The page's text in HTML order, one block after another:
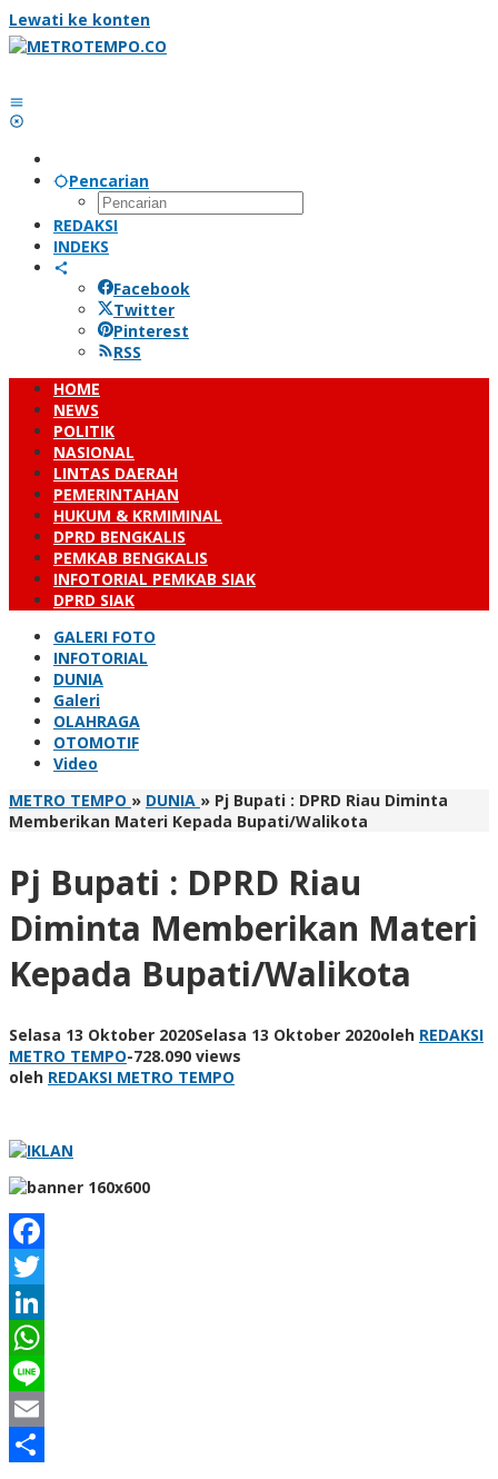
Lewati ke konten
Pencarian
REDAKSI
INDEKS
Facebook
Twitter
Pinterest
RSS
HOME
NEWS
POLITIK
NASIONAL
LINTAS DAERAH
PEMERINTAHAN
HUKUM & KRMIMINAL
DPRD BENGKALIS
PEMKAB BENGKALIS
INFOTORIAL PEMKAB SIAK
DPRD SIAK
GALERI FOTO
INFOTORIAL
DUNIA
Galeri
OLAHRAGA
OTOMOTIF
Video
METRO TEMPO » DUNIA » Pj Bupati : DPRD Riau Diminta
Memberikan Materi Kepada Bupati/Walikota
Pj Bupati : DPRD Riau
Diminta Memberikan Materi
Kepada Bupati/Walikota
Selasa 13 Oktober 2020Selasa 13 Oktober 2020oleh REDAKSI
METRO TEMPO-728.090 views
oleh REDAKSI METRO TEMPO
Facebook
Twitter
LinkedIn
WhatsApp
Line
Email